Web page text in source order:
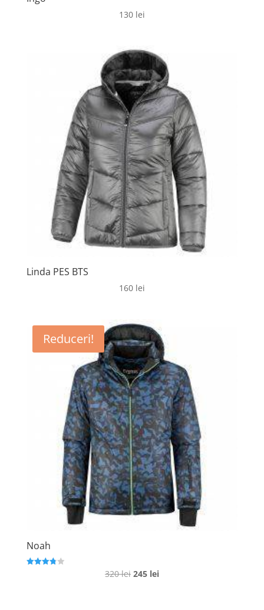
130 lei
Linda PES BTS
160 lei
Reduceri!
Noah
320lei Prețul
245 leiPrețul